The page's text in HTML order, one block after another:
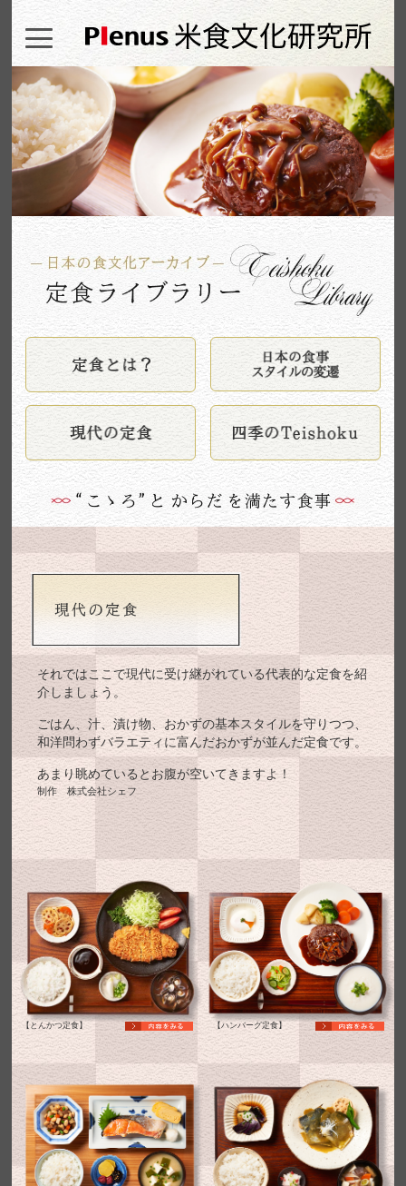
それではここで現代に受け継がれている代表的な定食を紹
介しましょう。
ごはん、汁、漬け物、おかずの基本スタイルを守りつつ、
和洋問わずバラエティに富んだおかずが並んだ定食です。
あまり眺めているとお腹が空いてきますよ！
制作 株式会社シェフ
【とんかつ定食】 【ハンバーグ定食】